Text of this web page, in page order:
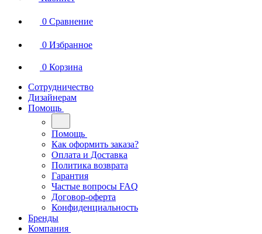
0 Сравнение
0 Избранное
0 Корзина
Сотрудничество
Дизайнерам
Помощь
Помощь
Как оформить заказа?
Оплата и Доставка
Политика возврата
Гарантия
Частые вопросы FAQ
Договор-оферта
Конфиденциальность
Бренды
Компания